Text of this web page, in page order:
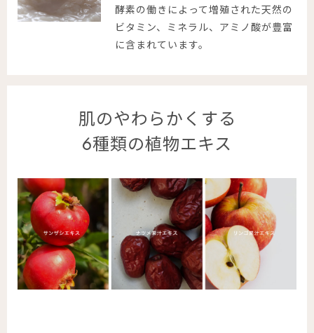
酵素の働きによって増殖された天然の
ビタミン、ミネラル、アミノ酸が豊富
に含まれています。
肌のやわらかくする
6種類の植物エキス